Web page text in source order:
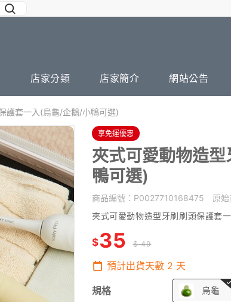
店家分類 店家簡介 網站公告
護套一入(烏龜/企鵝/小鴨可選)
享免運優惠
夾式可愛動物造
鴨可選)
商品編號： P0027710168475 原始
夾式可愛動物造型牙刷刷頭保護套
$35 $ 49
預計出貨天數 2 天
規格 烏龜